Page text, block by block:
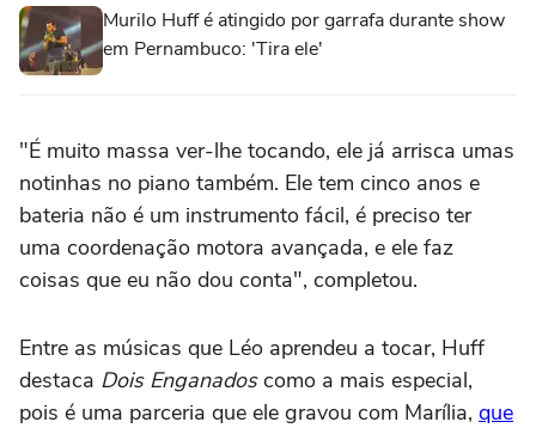
Murilo Huff é atingido por garrafa durante show
em Pernambuco: 'Tira ele'
"É muito massa ver-lhe tocando, ele já arrisca umas
notinhas no piano também. Ele tem cinco anos e
bateria não é um instrumento fácil, é preciso ter
uma coordenação motora avançada, e ele faz
coisas que eu não dou conta", completou.
Entre as músicas que Léo aprendeu a tocar, Huff
destaca Dois Enganadoscomo a mais especial,
pois é uma parceria que ele gravou com Marília, que